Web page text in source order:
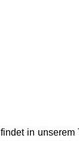
findet in unserem